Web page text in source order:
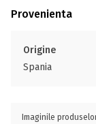
Provenienta
Origine
Spania
Imaginile